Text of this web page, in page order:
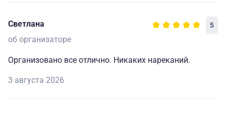
Светлана 5
об организаторе
Организовано все отлично. Никаких нареканий.
3 августа 2026